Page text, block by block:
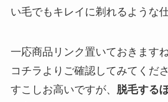
い毛でもキレイに剃れるような
一応商品リンク置いておきます
コチラよりご確認してみてくださ
すこしお高いですが、 脱毛する